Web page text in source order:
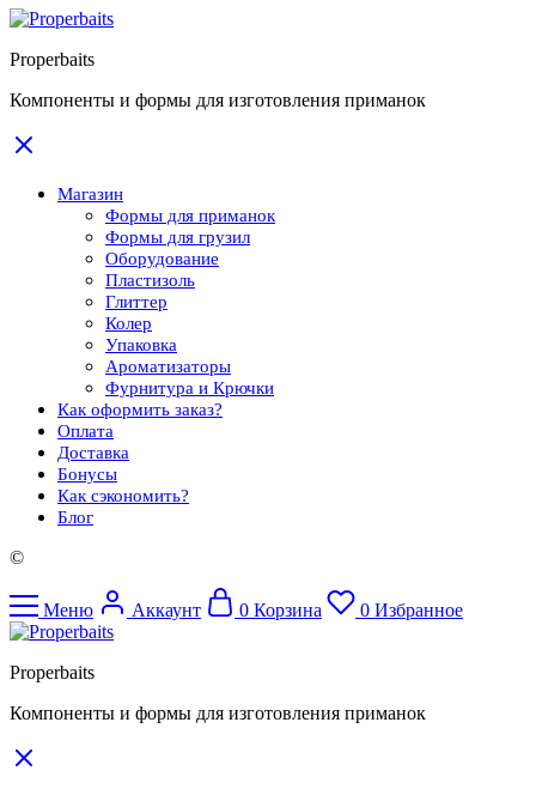
Properbaits
Компоненты и формы для изготовления приманок
Магазин
Формы для приманок
Формы для грузил
Оборудование
Пластизоль
Глиттер
Колер
Упаковка
Ароматизаторы
Фурнитура и Крючки
Как оформить заказ?
Оплата
Доставка
Бонусы
Как сэкономить?
Блог
©
Меню Аккаунт 0 Корзина 0 Избранное
Properbaits
Компоненты и формы для изготовления приманок